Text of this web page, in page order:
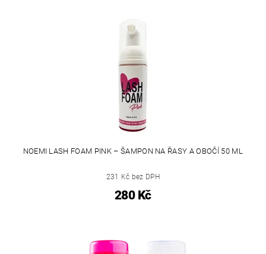
NOEMI LASH FOAM PINK – ŠAMPON NA ŘASY A OBOČÍ 50 ML
231 Kč bez DPH
280 Kč